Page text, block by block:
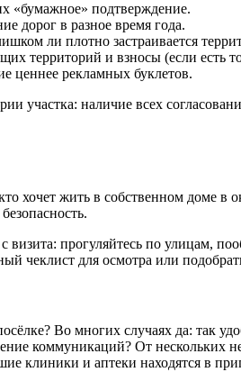
«бумажное» подтверждение.
дорог в разное время года.
ли плотно застраивается
территорий и взносы (если есть
ценнее рекламных буклетов.
участка: наличие всех
хочет жить в собственном доме
визита: прогуляйтесь по улицам,
чеклист для осмотра или
Во многих случаях да: так
коммуникаций? От нескольких
клиники и аптеки находятся в